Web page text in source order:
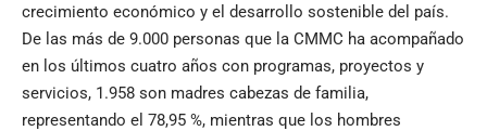
crecimiento económico y el desarrollo sostenible del país.
De las más de 9.000 personas que la CMMC ha acompañado
en los últimos cuatro años con programas, proyectos y
servicios, 1.958 son madres cabezas de familia,
representando el 78,95 %, mientras que los hombres